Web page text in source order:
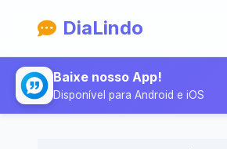
DiaLindo
Baixe nosso App!
Disponível para Android e iOS